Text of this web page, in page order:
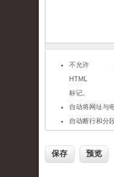
不允许
HTML
标记。
自动将网址与
自动断行和分段